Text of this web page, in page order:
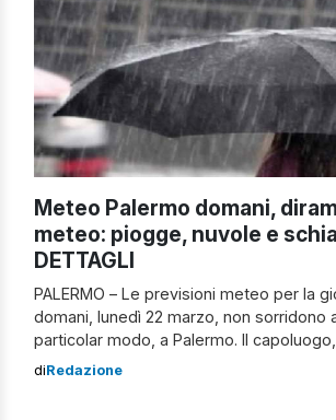
Meteo Palermo domani,
meteo: piogge, nuvole e
DETTAGLI
PALERMO – Le previsioni meteo per la
domani, lunedì 22 marzo, non sorridono
particolar modo, a Palermo. Il
alcune zone del Messinese e del
diRedazione